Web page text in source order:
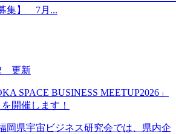
集】 7月...
更新
SPACE BUSINESS MEETUP2026」
を開催します！
岡県宇宙ビジネス研究会では、県内企